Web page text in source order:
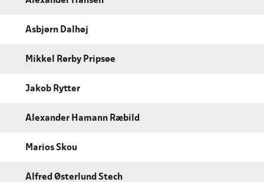
Asbjørn Dalhøj
Mikkel Rørby Pripsøe
Jakob Rytter
Alexander Hamann Ræbild
Marios Skou
Alfred Østerlund Stech